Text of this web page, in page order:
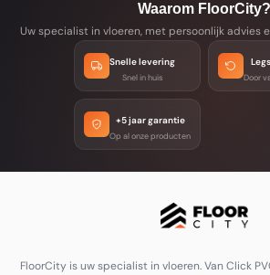
Waarom FloorCity?
Uw specialist in vloeren, met persoonlijk advies
Snelle levering
Snel in huis Door
+5 jaar garantie
Op al onze producten
FloorCity is uw specialist in vloeren. Van Click